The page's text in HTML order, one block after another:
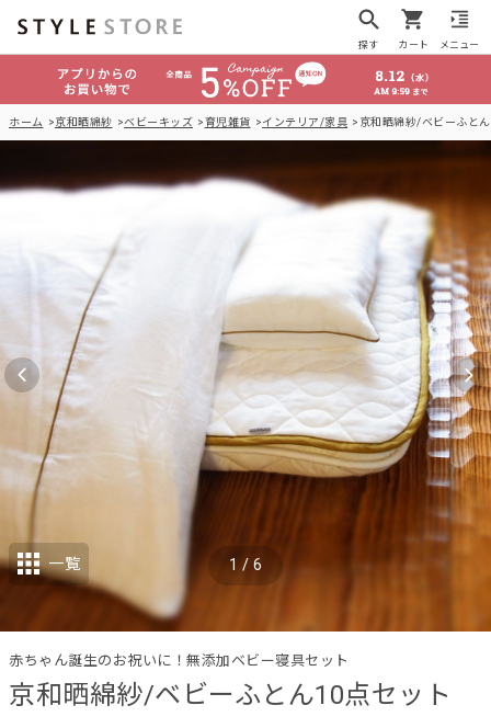
探す カート メニュー
ホーム 京和晒綿紗 ベビーキッズ 育児雑貨 インテリア/家具 京和晒綿紗/ベビーふと
京和晒綿紗/ベビーふとん10点セット
赤ちゃん誕生のお祝いに！無添加ベビー寝具セット
1/ 6
一覧